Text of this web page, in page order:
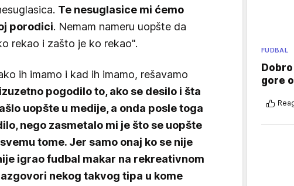
Te nesuglasice mi ćemo
porodici. Nemam nameru uopšte da
rekao i zašto je ko rekao".
ih imamo i kad ih imamo, rešavamo
pogodilo to, ako se desilo i šta
uopšte u medije, a onda posle toga
nego zasmetalo mi je što se uopšte
tome. Jer samo onaj ko se nije
igrao fudbal makar na rekreativnom
nekog takvog tipa u kome
FUDBAL
gore